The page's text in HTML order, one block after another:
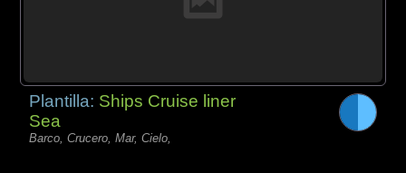
Plantilla: Ships Cruise liner
Sea
Barco, Crucero, Mar, Cielo,